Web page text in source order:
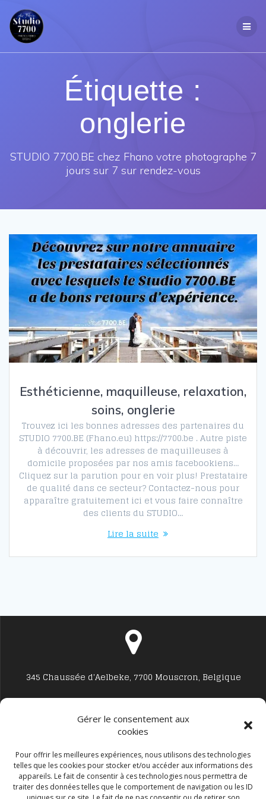
Gérer le consentement aux
cookies
Pour offrir les meilleures expériences, nous utilisons des technologies
telles que les cookies pour stocker et/ou accéder aux informations des
appareils. Le fait de consentir à ces technologies nous permettra de
traiter des données telles que le comportement de navigation ou les ID
Étiquette :
onglerie
STUDIO 7700.BE chez Fhano votre photographe 7
jours sur 7 sur rendez-vous
Esthéticienne, maquilleuse, relaxation,
soins, onglerie
Trouvez ici les bonnes adresses des partenaires du
STUDIO 7700.BE (Fhano.eu) https://7700.be . Autre piste
à découvrir, les adresses de maquilleuses à
domicile proposées par nos amis facebookiens…
Cliquez sur la parution pour en voir plus! Prestataire
de qualité dans ce secteur? Contactez-nous pour
apparaître gratuitement ici et vous faire connaître
des clients du STUDIO…
Lire la suite
345 Chaussée d'Aelbeke, 7700 Mouscron, Belgique
Studio7700@live.be